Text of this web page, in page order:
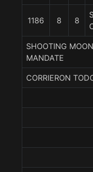
1186 8 8
SHOOTING
MANDATE
CORRIERON